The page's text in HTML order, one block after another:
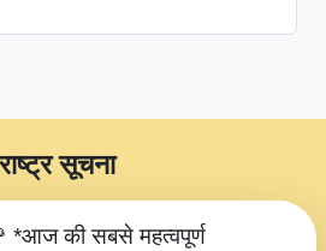
*आज की सबसे महत्वपूर्ण
सूचना